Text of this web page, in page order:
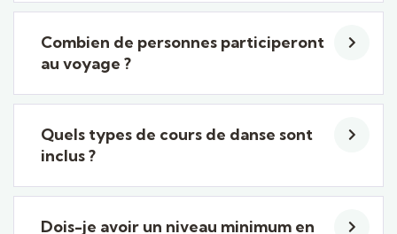
Combien de personnes participeront
au voyage ?
Quels types de cours de danse sont
inclus ?
Dois-je avoir un niveau minimum en